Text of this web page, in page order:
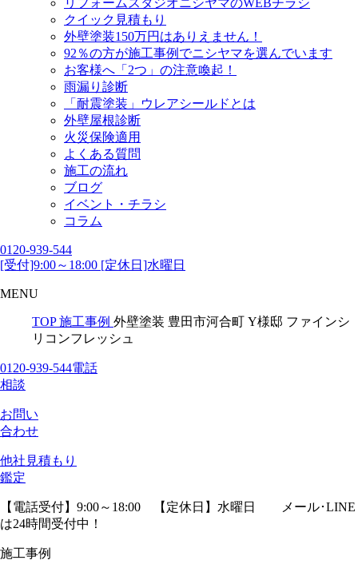
クイック見積もり
外壁塗装150万円はありえません！
92％の方が施工事例でニシヤマを選んでいます
お客様へ「2つ」の注意喚起！
雨漏り診断
「耐震塗装」ウレアシールドとは
外壁屋根診断
火災保険適用
よくある質問
施工の流れ
ブログ
イベント・チラシ
コラム
0120-939-544
[受付]9:00～18:00 [定休日]水曜日
MENU
TOP 施工事例 外壁塗装 豊田市河合町 Y様邸 ファインシ
リコンフレッシュ
0120-939-544電話
相談
お問い
合わせ
他社見積もり
鑑定
【電話受付】9:00～18:00 【定休日】水曜日
メール･LINE
は24時間受付中！
施工事例